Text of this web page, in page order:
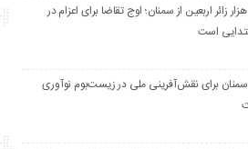
ثبت‌نام ۹ هزار زائر اربعین از سمنان؛ اوج تقاضا برای اعزام در
است
سمنان برای نقش‌آفرینی ملی در زیست‌بوم نوآوری